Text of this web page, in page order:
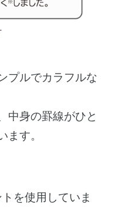
プルでカラフルな
中身の罫線がひと
ます。
を使用していま